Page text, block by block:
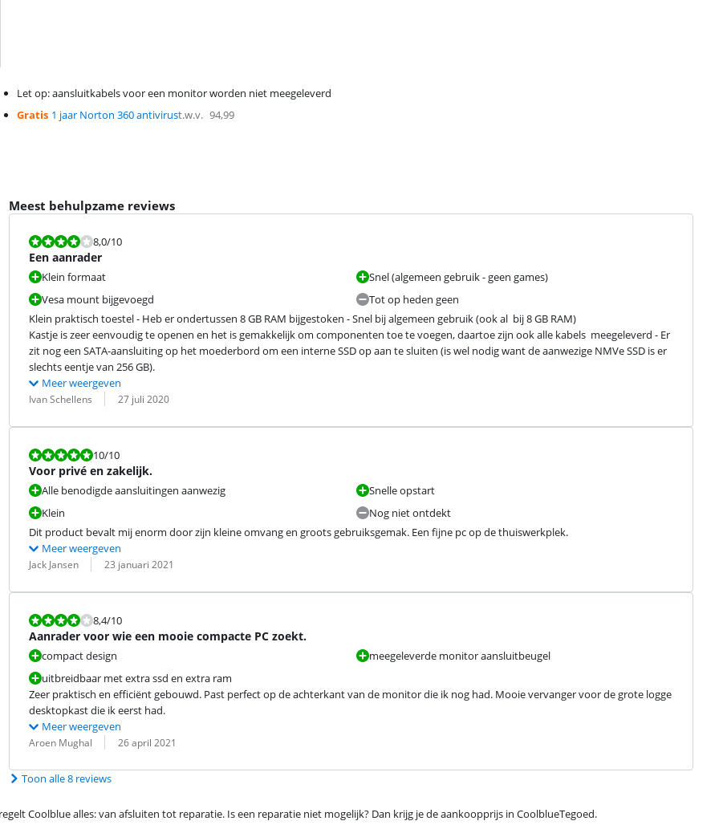
Let op: aansluitkabels voor een monitor worden niet meegeleverd
Gratis 1 jaar Norton 360 antivirust.w.v. 94,99
Meest behulpzame reviews
Beoordeling is 8,0 van de 10.
8,0/10
Een aanrader
Klein formaat
Vesa mount bijgevoegd
Snel (algemeen gebruik - geen games)
Tot op heden geen
Klein praktisch toestel - Heb er ondertussen 8 GB RAM bijgestoken - Snel bij algemeen gebruik (ook al  bij 8 GB RAM)
Kastje is zeer eenvoudig te openen en het is gemakkelijk om componenten toe te voegen, daartoe zijn ook alle kabels  meegeleverd - Er
zit nog een SATA-aansluiting op het moederbord om een interne SSD op aan te sluiten (is wel nodig want de aanwezige NMVe SSD is er
slechts eentje van 256 GB).
Meer weergeven
Beoordeling door:
Ivan Schellens
Datum: 27 juli 2020
Beoordeling is 10 van de 10.
10/10
Voor privé en zakelijk.
Alle benodigde aansluitingen aanwezig
Klein
Snelle opstart
Nog niet ontdekt
Dit product bevalt mij enorm door zijn kleine omvang en groots gebruiksgemak. Een fijne pc op de thuiswerkplek.
Meer weergeven
Beoordeling door:
Jack Jansen
Datum: 23 januari 2021
Beoordeling is 8,4 van de 10.
8,4/10
Aanrader voor wie een mooie compacte PC zoekt.
compact design
uitbreidbaar met extra ssd en extra ram
meegeleverde monitor aansluitbeugel
Zeer praktisch en efficiënt gebouwd. Past perfect op de achterkant van de monitor die ik nog had. Mooie vervanger voor de grote logge
desktopkast die ik eerst had.
Meer weergeven
Beoordeling door:
Aroen Mughal
Datum: 26 april 2021
Toon alle 8 reviews
Coolblue alles: van afsluiten tot reparatie. Is een reparatie niet mogelijk? Dan krijg je de aankoopprijs in CoolblueTegoed.